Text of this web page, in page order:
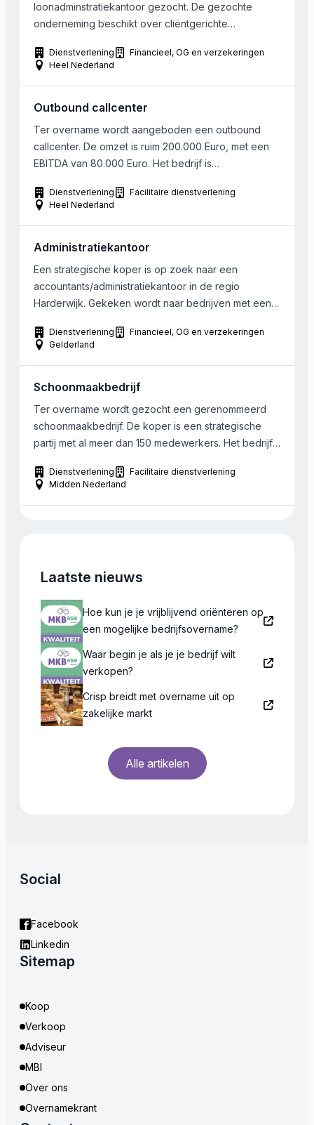
loonadminstratiekantoor gezocht. De gezochte
onderneming beschikt over cliëntgerichte
systemen te verwerken. Een snelle overname is
mogelijk. De organisatie is in Nederland gevestigd.
Dienstverlening
Financieel, OG en verzekeringen
Heel Nederland
Outbound callcenter
Ter overname wordt aangeboden een outbound
callcenter. De omzet is ruim 200.000 Euro, met een
EBITDA van 80.000 Euro. Het bedrijf is
telefonie en beschikt over de infrastructuur,
systemen en processen om snel en efficiënt op te
callcentermedewerk(st)ers, zowel in loondienst […]
Dienstverlening
Facilitaire dienstverlening
Heel Nederland
Administratiekantoor
Een strategische koper is op zoek naar een
accountants/administratiekantoor in de regio
Harderwijk. Gekeken wordt naar bedrijven met een
behoort ook tot de mogelijkheden.
Dienstverlening
Financieel, OG en verzekeringen
Gelderland
Schoonmaakbedrijf
Ter overname wordt gezocht een gerenommeerd
schoonmaakbedrijf. De koper is een strategische
partij met al meer dan 150 medewerkers. Het bedrijf
Dienstverlening
Facilitaire dienstverlening
Midden Nederland
Laatste nieuws
Hoe kun je je vrijblijvend oriënteren op
een mogelijke bedrijfsovername?
Waar begin je als je je bedrijf wilt
verkopen?
Crisp breidt met overname uit op
zakelijke markt
Alle artikelen
Social
Facebook
Linkedin
Sitemap
Koop
Verkoop
Adviseur
MBI
Over ons
Overnamekrant